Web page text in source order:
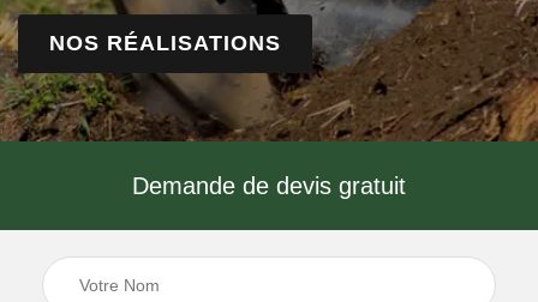
NOS RÉALISATIONS
Demande de devis gratuit